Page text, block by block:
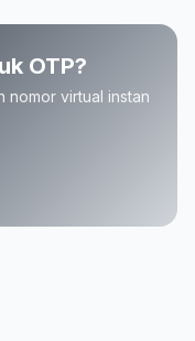
OTP?
nomor virtual instan